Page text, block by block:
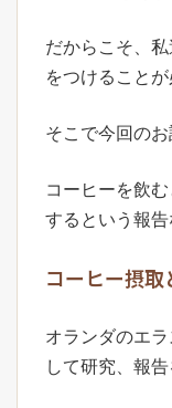
だからこそ、
をつけることが
そこで今回のお
コーヒーを飲
するという報告
コーヒー摂
オランダのエ
して研究、報告